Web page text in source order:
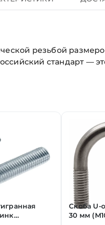
резьбой
стандарт —
Скоба U-
30 мм